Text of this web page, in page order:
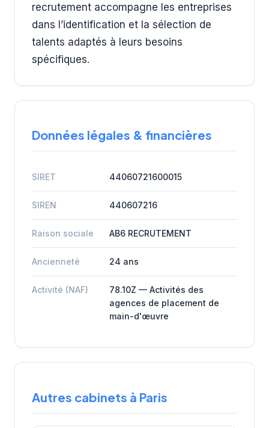
recrutement accompagne les entreprises
dans l’identification et la sélection de
talents adaptés à leurs besoins
spécifiques.
Données légales & financières
SIRET 44060721600015
SIREN 440607216
Raison sociale AB6 RECRUTEMENT
Ancienneté 24 ans
Activité (NAF)
78.10Z — Activités des
agences de placement de
main-d'œuvre
Autres cabinets à Paris